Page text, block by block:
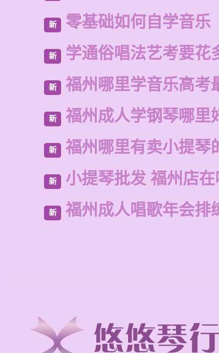
新 零基础如何自学音乐
新 学通俗唱法艺考要花
新 福州哪里学音乐高考
新 福州成人学钢琴哪里
新 福州哪里有卖小提琴
新 小提琴批发 福州店
新 福州成人唱歌年会排